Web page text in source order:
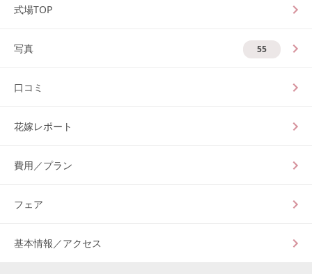
式場TOP
写真 55
口コミ
花嫁レポート
費用／プラン
フェア
基本情報／アクセス